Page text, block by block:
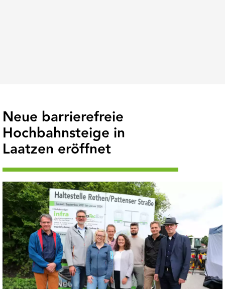
Neue barrierefreie
Hochbahnsteige in
Laatzen eröffnet